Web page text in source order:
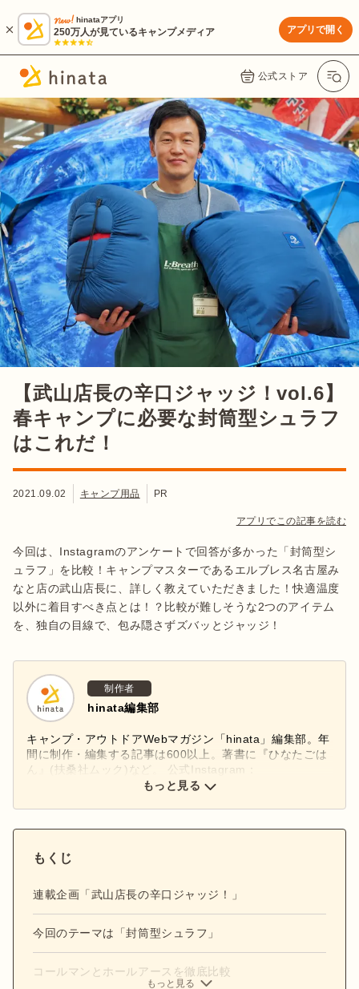
hinataアプリ
250万人が見ているキャンプメディア アプリで開く
公式ストア
【武山店長の辛口ジャッジ！vol.6】
春キャンプに必要な封筒型シュラフ
はこれだ！
2021.09.02 キャンプ用品 PR
アプリでこの記事を読む
今回は、Instagramのアンケートで回答が多かった「封筒型シ
ュラフ」を比較！キャンプマスターであるエルブレス名古屋み
なと店の武山店長に、詳しく教えていただきました！快適温度
以外に着目すべき点とは！？比較が難しそうな2つのアイテム
を、独自の目線で、包み隠さずズバッとジャッジ！
制作者
hinata編集部
キャンプ・アウトドアWebマガジン「hinata」編集部。年
間に制作・編集する記事は600以上。著書に『ひなたごは
ん』(扶桑社ムック)など。 公式Instagram：
もっと見る
もくじ
連載企画「武山店長の辛口ジャッジ！」
今回のテーマは「封筒型シュラフ」
コールマンとホールアースを徹底比較
もっと見る